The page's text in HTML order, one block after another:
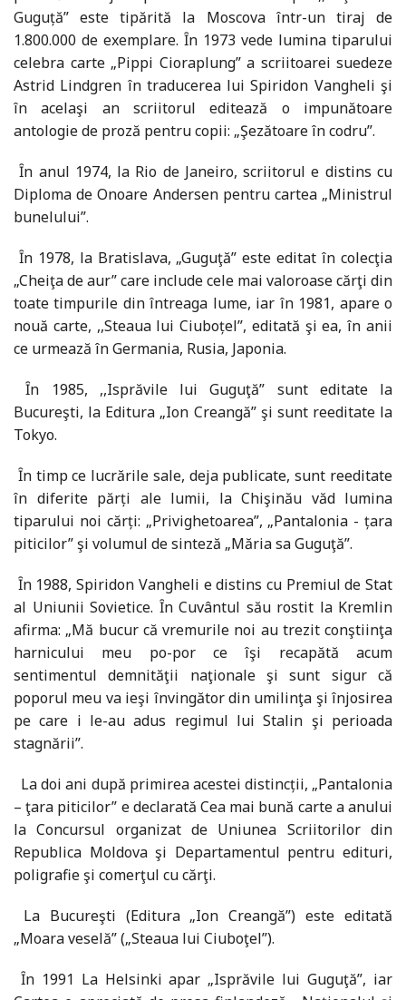
Guguță” este tipărită la Moscova într-un tiraj de
1.800.000 de exemplare. Ȋn 1973 vede lumina tiparului
celebra carte „Pippi Cioraplung” a scriitoarei suedeze
Astrid Lindgren în traducerea lui Spiridon Vangheli şi
în acelaşi an scriitorul editează o impunătoare
antologie de proză pentru copii: „Şezătoare în codru”.
Ȋn anul 1974, la Rio de Janeiro, scriitorul e distins cu
Diploma de Onoare Andersen pentru cartea „Ministrul
bunelului”.
Ȋn 1978, la Bratislava, „Guguţă” este editat în colecţia
„Cheiţa de aur” care include cele mai valoroase cărţi din
toate timpurile din întreaga lume, iar în 1981, apare o
nouă carte, ,,Steaua lui Ciuboțel”, editată şi ea, în anii
ce urmează în Germania, Rusia, Japonia.
Ȋn 1985, ,,Isprăvile lui Guguţă” sunt editate la
Bucureşti, la Editura „Ion Creangă” şi sunt reeditate la
Tokyo.
Ȋn timp ce lucrările sale, deja publicate, sunt reeditate
în diferite părți ale lumii, la Chişinău văd lumina
tiparului noi cărți: „Privighetoarea”, „Pantalonia - țara
piticilor” şi volumul de sinteză „Măria sa Guguţă”.
Ȋn 1988, Spiridon Vangheli e distins cu Premiul de Stat
al Uniunii Sovietice. Ȋn Cuvântul său rostit la Kremlin
afirma: „Mă bucur că vremurile noi au trezit conştiinţa
harnicului meu po-por ce îşi recapătă acum
sentimentul demnităţii naţionale şi sunt sigur că
poporul meu va ieşi învingător din umilinţa şi înjosirea
pe care i le-au adus regimul lui Stalin şi perioada
stagnării”.
La doi ani după primirea acestei distincții, „Pantalonia
– ţara piticilor” e declarată Cea mai bună carte a anului
la Concursul organizat de Uniunea Scriitorilor din
Republica Moldova şi Departamentul pentru edituri,
poligrafie şi comerţul cu cărţi.
La Bucureşti (Editura „Ion Creangă”) este editată
„Moara veselă” („Steaua lui Ciuboţel”).
Ȋn 1991 La Helsinki apar „Isprăvile lui Guguţă”, iar